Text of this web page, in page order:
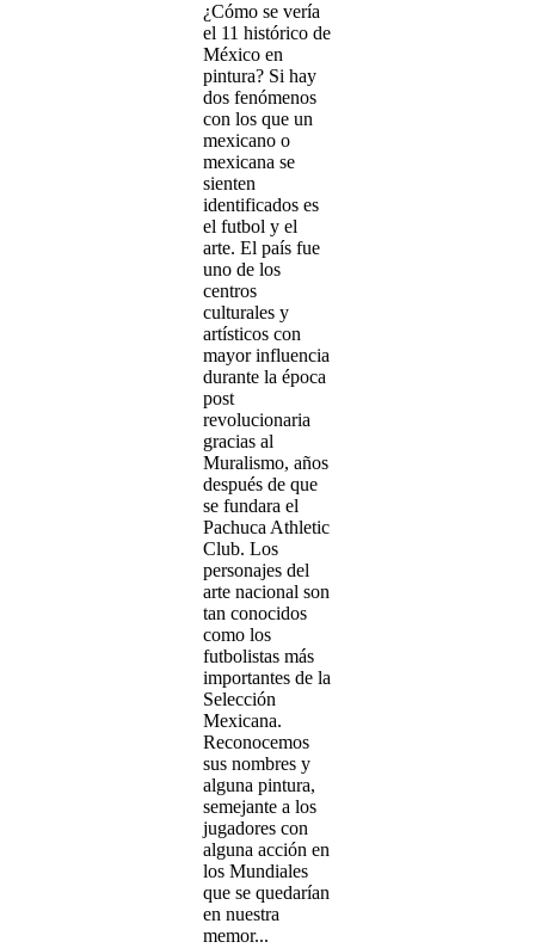
¿Cómo se vería
el 11 histórico de
México en
pintura? Si hay
dos fenómenos
con los que un
mexicano o
mexicana se
sienten
identificados es
el futbol y el
arte. El país fue
uno de los
centros
culturales y
artísticos con
mayor influencia
durante la época
post
revolucionaria
gracias al
Muralismo, años
después de que
se fundara el
Pachuca Athletic
Club. Los
personajes del
arte nacional son
tan conocidos
como los
futbolistas más
importantes de la
Selección
Mexicana.
Reconocemos
sus nombres y
alguna pintura,
semejante a los
jugadores con
alguna acción en
los Mundiales
que se quedarían
en nuestra
memor...